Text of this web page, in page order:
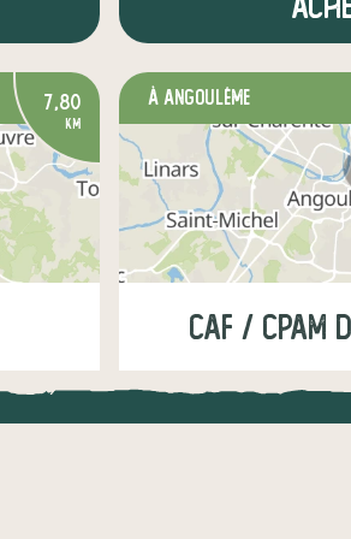
7,80
km
à Angoulême
CAF /